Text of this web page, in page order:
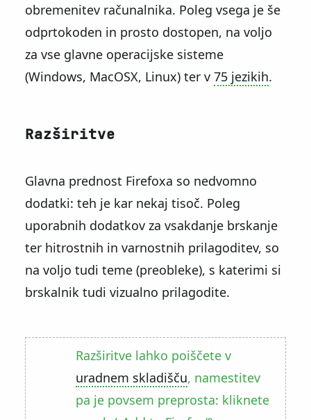
obremenitev računalnika. Poleg vsega je še
odprtokoden in prosto dostopen, na voljo
za vse glavne operacijske sisteme
(Windows, MacOSX, Linux) ter v 75 jezikih.
Razširitve
Glavna prednost Firefoxa so nedvomno
dodatki: teh je kar nekaj tisoč. Poleg
uporabnih dodatkov za vsakdanje brskanje
ter hitrostnih in varnostnih prilagoditev, so
na voljo tudi teme (preobleke), s katerimi si
brskalnik tudi vizualno prilagodite.
Razširitve lahko poiščete v
uradnem skladišču, namestitev
pa je povsem preprosta: kliknete